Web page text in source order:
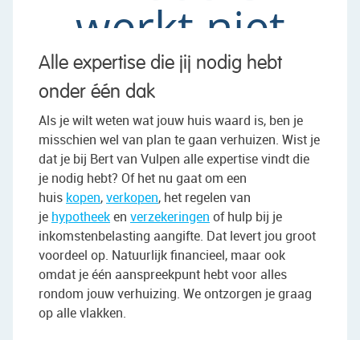
Alle expertise die jij nodig hebt
onder één dak
Als je wilt weten wat jouw huis waard is, ben je
misschien wel van plan te gaan verhuizen. Wist je
dat je bij Bert van Vulpen alle expertise vindt die
je nodig hebt? Of het nu gaat om een
huis kopen,verkopen, het regelen van
je hypotheeken verzekeringen of hulp bij je
inkomstenbelasting aangifte. Dat levert jou groot
voordeel op. Natuurlijk financieel, maar ook
omdat je één aanspreekpunt hebt voor alles
rondom jouw verhuizing. We ontzorgen je graag
op alle vlakken.